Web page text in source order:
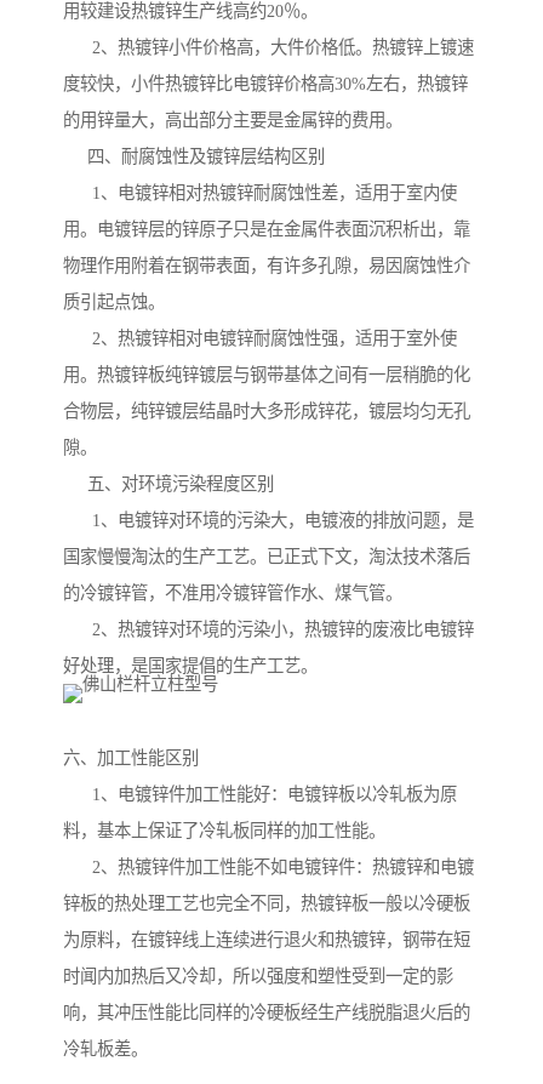
用较建设热镀锌生产线高约20％。
2、热镀锌小件价格高，大件价格低。热镀锌上镀速
度较快，小件热镀锌比电镀锌价格高30%左右，热镀锌
的用锌量大，高出部分主要是金属锌的费用。
四、耐腐蚀性及镀锌层结构区别
1、电镀锌相对热镀锌耐腐蚀性差，适用于室内使
用。电镀锌层的锌原子只是在金属件表面沉积析出，靠
物理作用附着在钢带表面，有许多孔隙，易因腐蚀性介
质引起点蚀。
2、热镀锌相对电镀锌耐腐蚀性强，适用于室外使
用。热镀锌板纯锌镀层与钢带基体之间有一层稍脆的化
合物层，纯锌镀层结晶时大多形成锌花，镀层均匀无孔
隙。
五、对环境污染程度区别
1、电镀锌对环境的污染大，电镀液的排放问题，是
国家慢慢淘汰的生产工艺。已正式下文，淘汰技术落后
的冷镀锌管，不准用冷镀锌管作水、煤气管。
2、热镀锌对环境的污染小，热镀锌的废液比电镀锌
好处理，是国家提倡的生产工艺。
六、加工性能区别
1、电镀锌件加工性能好：电镀锌板以冷轧板为原
料，基本上保证了冷轧板同样的加工性能。
2、热镀锌件加工性能不如电镀锌件：热镀锌和电镀
锌板的热处理工艺也完全不同，热镀锌板一般以冷硬板
为原料，在镀锌线上连续进行退火和热镀锌，钢带在短
时闻内加热后又冷却，所以强度和塑性受到一定的影
响，其冲压性能比同样的冷硬板经生产线脱脂退火后的
冷轧板差。